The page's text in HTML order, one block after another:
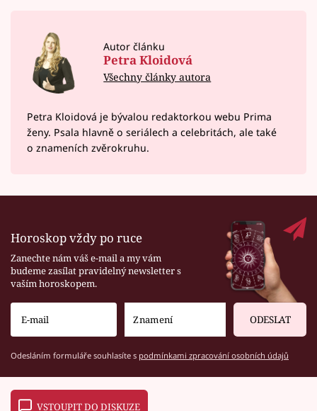
Autor článku
Petra Kloidová
Všechny články autora
Petra Kloidová je bývalou redaktorkou webu Prima
ženy. Psala hlavně o seriálech a celebritách, ale také
o znameních zvěrokruhu.
Horoskop vždy po ruce
Zanechte nám váš e-mail a my vám
budeme zasílat pravidelný newsletter s
vaším horoskopem.
ODESLAT
Odesláním formuláře souhlasíte s podmínkami zpracování osobních údajů
VSTOUPIT DO DISKUZE